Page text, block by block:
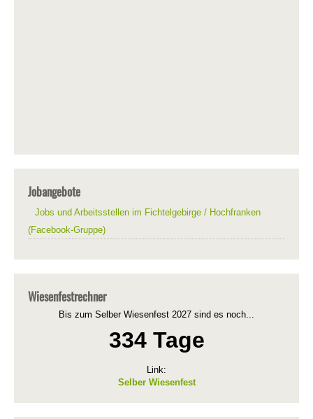
Jobangebote
Jobs und Arbeitsstellen im Fichtelgebirge / Hochfranken
(Facebook-Gruppe)
Wiesenfestrechner
Bis zum Selber Wiesenfest 2027 sind es noch...
334 Tage
Link:
Selber Wiesenfest